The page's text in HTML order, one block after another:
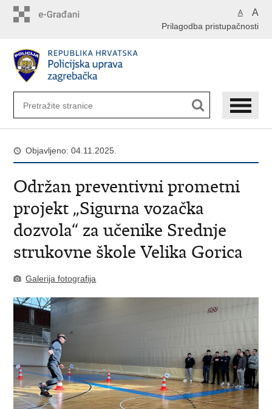
A A
Prilagodba pristupačnosti
Objavljeno: 04.11.2025.
Održan preventivni prometni
projekt „Sigurna vozačka
dozvola“ za učenike Srednje
strukovne škole Velika Gorica
Galerija fotografija